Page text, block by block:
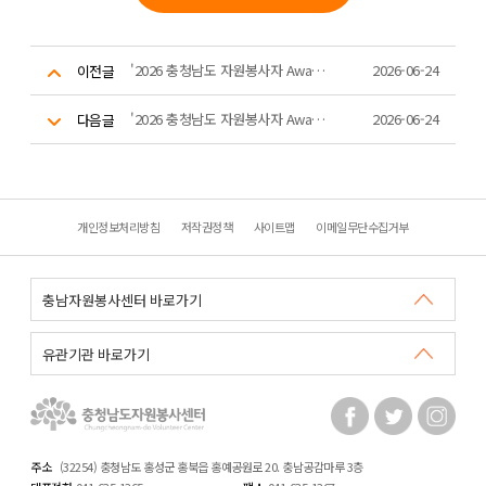
이전글 '2026 충청남도 자원봉사자 Awards' 역대 10,000시간 이상 우수봉사자 기념무대 2026-06-24
다음글 '2026 충청남도 자원봉사자 Awards' 8,000시간 우수봉사자 공로패 수여 (1) 2026-06-24
개인정보처리방침 저작권정책 사이트맵 이메일무단수집거부
주소 (32254) 충청남도 홍성군 홍북읍 홍예공원로 20. 충남공감마루 3층